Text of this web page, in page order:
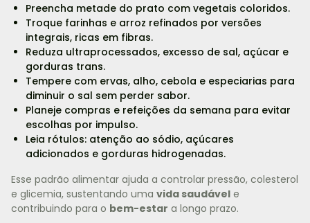
Preencha metade do prato com vegetais coloridos.
Troque farinhas e arroz refinados por versões
integrais, ricas em fibras.
Reduza ultraprocessados, excesso de sal, açúcar e
gorduras trans.
Tempere com ervas, alho, cebola e especiarias para
diminuir o sal sem perder sabor.
Planeje compras e refeições da semana para evitar
escolhas por impulso.
Leia rótulos: atenção ao sódio, açúcares
adicionados e gorduras hidrogenadas.
Esse padrão alimentar ajuda a controlar pressão, colesterol
e glicemia, sustentando uma vida saudável e
contribuindo para o bem-estar a longo prazo.